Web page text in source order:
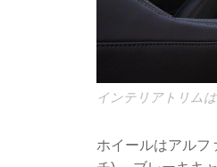
インテリアトリム
ホイールはアルフ